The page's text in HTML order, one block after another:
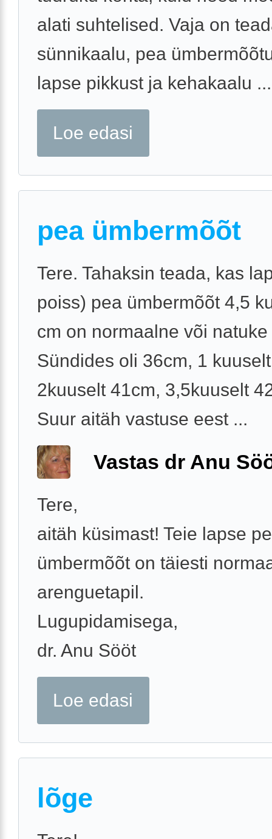
alati suhtelised. Vaja on
sünnikaalu, pea
lapse pikkust ja kehakaalu ...
Loe edasi
pea ümbermõõt
Tere. Tahaksin teada, kas
poiss) pea ümbermõõt 4,5
cm on normaalne või
Sündides oli 36cm, 1
2kuuselt 41cm, 3,5kuuselt
Suur aitäh vastuse eest ...
Vastas dr Anu
Tere,
aitäh küsimast! Teie lapse
ümbermõõt on täiesti
arenguetapil.
Lugupidamisega,
dr. Anu Sööt
Loe edasi
lõge